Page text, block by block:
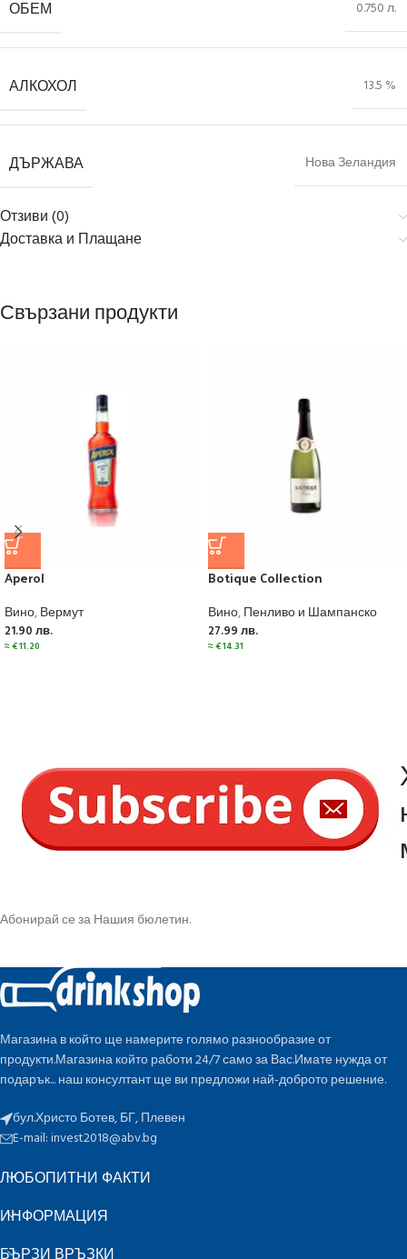
ОБЕМ 0.750 л.
АЛКОХОЛ 13.5 %
ДЪРЖАВА Нова Зеландия
Отзиви (0)
Доставка и Плащане
Свързани продукти
Aperol
Вино,Вермут
21.90 лв.
≈€11.20
Botique Collection
Вино,Пенливо и Шампанско
27.99 лв.
≈€14.31
Абонирай се за Нашия бюлетин.
Магазина в който ще намерите голямо разнообразие от
продукти.Магазина който работи 24/7 само за Вас.Имате нужда от
подарък... наш консултант ще ви предложи най-доброто решение.
бул.Христо Ботев, БГ, Плевен
E-mail:invest2018@abv.bg
ЛЮБОПИТНИ ФАКТИ
ИНФОРМАЦИЯ
БЪРЗИ ВРЪЗКИ